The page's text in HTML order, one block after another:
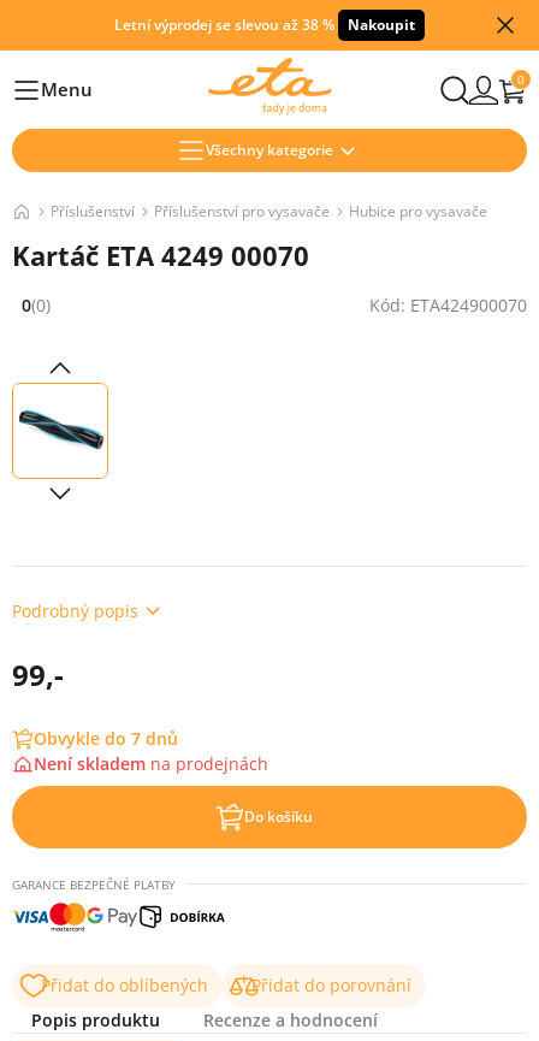
Letní výprodej se slevou až 38 % Nakoupit
HlavníMenu 0
Všechny kategorie
Příslušenství Příslušenství pro vysavače Hubice pro vysavače
Kartáč ETA 4249 00070
Hodnocení: 0 z 5 (0 recenzí)
0(0) Kód: ETA424900070
Podrobný popis
99,-
Obvykle do 7 dnů
Není skladem na prodejnách
Do košíku
GARANCE BEZPEČNÉ PLATBY
Přidat do oblíbených
Přidat do porovnání
Popis produktu
Recenze a hodnocení